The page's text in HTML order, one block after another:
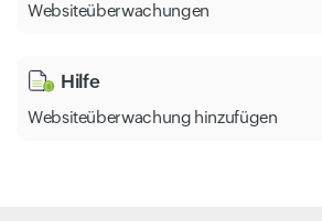
Websiteüberwachungen
Hilfe
Websiteüberwachung hinzufügen